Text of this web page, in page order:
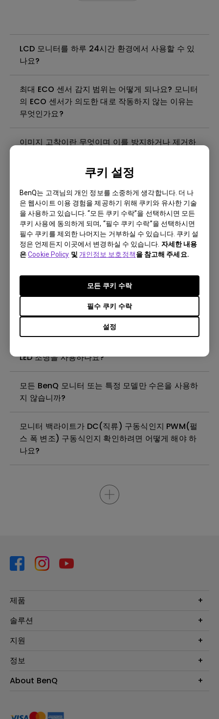
쿠키 설정
BenQ는 고객님의 개인 정보를 소중하게 생각합니다. 더 나
은 웹사이트 이용 경험을 제공하기 위해 쿠키와 유사한 기술
을 사용하고 있습니다. “모든 쿠키 수락”을 선택하시면 모든
쿠키 사용에 동의하게 되며, “필수 쿠키 수락”을 선택하시면
필수 쿠키를 제외한 나머지는 거부하실 수 있습니다. 쿠키 설
정은 언제든지 이곳에서 변경하실 수 있습니다. 자세한 내용
은Cookie Policy 및 개인정보 보호정책을 참고해 주세요.
설정
필수 쿠키 수락
모든 쿠키 수락
LCD 모니터를 하루 24시간 환경에서 사용할 수 있
나요?
최대 ECO 센서 감지 범위는 어떻게 되나요? 모니터
의 ECO 센서가 의도한 대로 작동하지 않는 이유는
무엇인가요?
이미지 고착이란 무엇이며 이를 방지하거나 제거하
모니터에 깜박임이 발생하는 이유는 무엇인가요?
벤큐 모니터를 청소, 소독 및 살균하는 가장 좋은 방
법은 무엇인가요?
벤큐 모니터를 사용하려면 Windows에 WHQL
(Windows Hardware Quality Labs) 드라이버를
설치해야 하나요? WHQL 드라이버의 업데이트 버
전이 있나요?
LED 조명을 사용하나요?
모든 BenQ 모니터 또는 특정 모델만 수은을 사용하
지 않습니까?
모니터 백라이트가 DC(직류) 구동식인지 PWM(펄
스 폭 변조) 구동식인지 확인하려면 어떻게 해야 하
나요?
제품
프로젝터
조명
솔루션
Eye-Care 모니터
e스포츠
비즈니스 디스플레이
지원
문의
서비스센터
정보
프로젝터 거리계산기
About BenQ
사회적 책임